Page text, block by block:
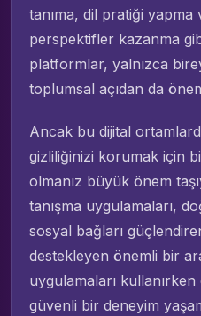
tanıma, dil pratiği yapma
perspektifler kazanma
platformlar, yalnızca
toplumsal açıdan da
Ancak bu dijital
gizliliğinizi korumak için
olmanız büyük önem
tanışma uygulamaları,
sosyal bağları
destekleyen önemli bir
uygulamaları
güvenli bir deneyim